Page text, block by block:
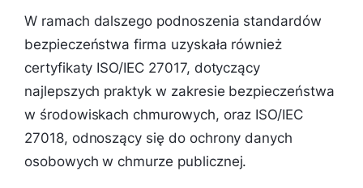
W ramach dalszego podnoszenia standardów
bezpieczeństwa firma uzyskała również
certyfikaty ISO/IEC 27017, dotyczący
najlepszych praktyk w zakresie bezpieczeństwa
w środowiskach chmurowych, oraz ISO/IEC
27018, odnoszący się do ochrony danych
osobowych w chmurze publicznej.